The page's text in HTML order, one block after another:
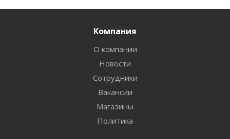
Компания
О компании
Новости
Сотрудники
Вакансии
Магазины
Политика